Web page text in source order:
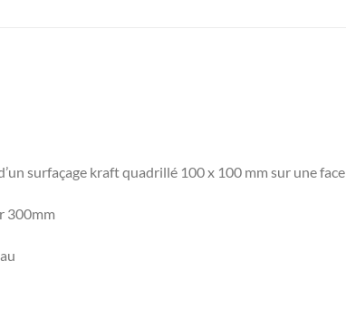
surfaçage kraft quadrillé 100 x 100 mm sur une face
300mm